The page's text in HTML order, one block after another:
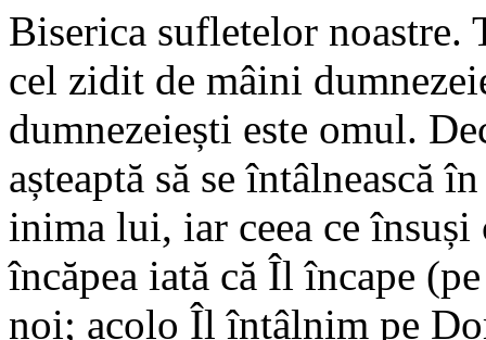
Biserica sufletelor noastre.
cel zidit de mâini
dumnezeiești este omul.
așteaptă să se întâlnească
inima lui, iar ceea ce
încăpea iată că Îl încape
noi; acolo Îl întâlnim pe